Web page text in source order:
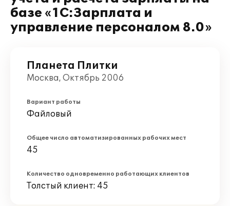
базе «1С:Зарплата и
управление персоналом 8.0»
Планета Плитки
Москва, Октябрь 2006
Вариант работы
Файловый
Общее число автоматизированных рабочих мест
45
Количество одновременно работающих клиентов
Толстый клиент: 45